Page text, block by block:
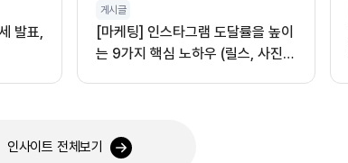
발표,
게시글
[마케팅] 인스타그램 도달률을 높이
는 9가지 핵심 노하우 (릴스, 사진,
인사이트 전체보기